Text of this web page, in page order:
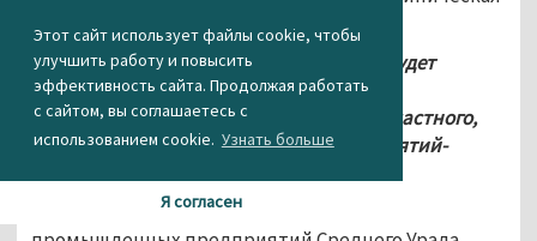
Этот сайт использует файлы cookie, чтобы
улучшить работу и повысить
эффективность сайта. Продолжая работать
с сайтом, вы соглашаетесь с
использованием cookie. Узнать больше
Я согласен
и профилактическая медицина».
«На новые образовательные площадки будет
направлено порядка 270 млн рублей из
федерального бюджета, 300 млн — из областного,
более 51 млн рублей — средства предприятий-
Всего в проекте участвуют порядка 30